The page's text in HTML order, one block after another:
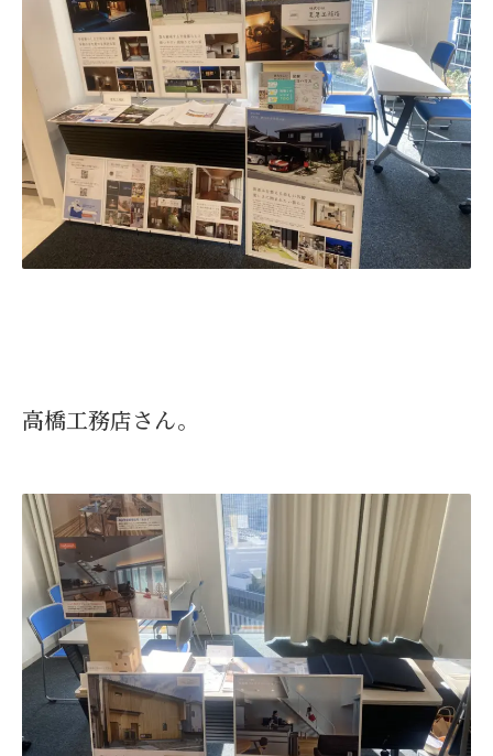
高橋工務店さん。